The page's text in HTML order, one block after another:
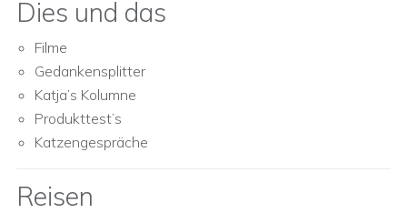
Dies und das
Filme
Gedankensplitter
Katja’s Kolumne
Produkttest’s
Katzengespräche
Reisen